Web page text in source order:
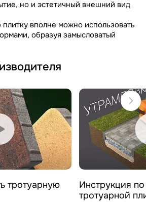
но и эстетичный внешний вид
вполне можно использовать
образуя замысловатый
тротуарную
Смотреть
Инструкция
тротуарной